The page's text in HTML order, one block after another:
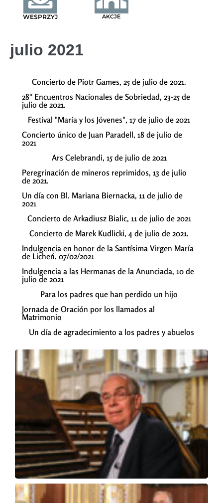
WESPRZYJ AKCJE
julio 2021
Concierto de Piotr Games, 25 de julio de 2021.
28° Encuentros Nacionales de Sobriedad, 23-25 de
julio de 2021.
Festival "María y los Jóvenes", 17 de julio de 2021
Concierto único de Juan Paradell, 18 de julio de
2021
Ars Celebrandi, 15 de julio de 2021
Peregrinación de mineros reprimidos, 13 de julio
de 2021.
Un día con Bl. Mariana Biernacka, 11 de julio de
2021
Concierto de Arkadiusz Bialic, 11 de julio de 2021
Concierto de Marek Kudlicki, 4 de julio de 2021.
Indulgencia en honor de la Santísima Virgen María
de Licheń. 07/02/2021
Indulgencia a las Hermanas de la Anunciada, 10 de
julio de 2021
Para los padres que han perdido un hijo
Jornada de Oración por los llamados al
Matrimonio
Un día de agradecimiento a los padres y abuelos